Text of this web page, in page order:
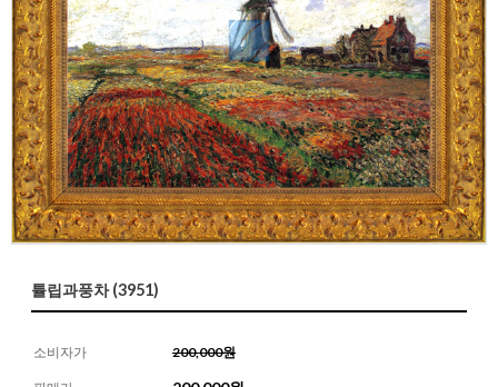
튤립과풍차 (3951)
소비자가 200,000원